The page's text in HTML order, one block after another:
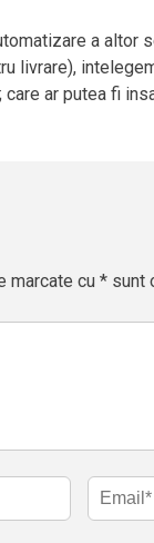
a
livrare),
ar putea fi
marcate cu * sunt